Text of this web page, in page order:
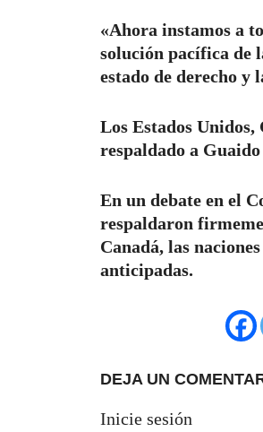
«Ahora instamos a
solución pacífica de
estado de derecho y
Los Estados
respaldado a
En un debate en el
respaldaron
Canadá, las
anticipadas.
DEJA UN
Inicie sesión